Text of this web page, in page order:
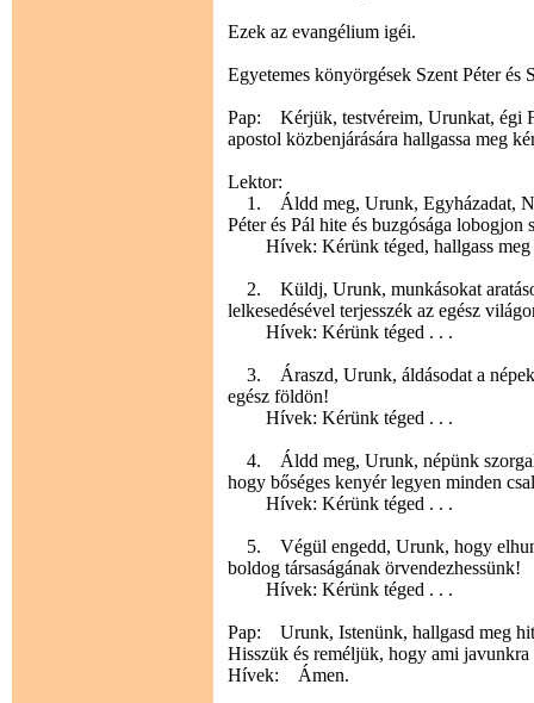
Ezek az evangélium igéi.
Egyetemes könyörgések Szent Péter és
Pap: Kérjük, testvéreim, Urunkat, égi
apostol közbenjárására hallgassa meg
Lektor:
1. Áldd meg, Urunk, Egyházadat, N.
Péter és Pál hite és buzgósága lobogjon
Hívek: Kérünk téged, hallgass meg
2. Küldj, Urunk, munkásokat
lelkesedésével terjesszék az egész
Hívek: Kérünk téged . . .
3. Áraszd, Urunk, áldásodat a népek
egész földön!
Hívek: Kérünk téged . . .
4. Áldd meg, Urunk, népünk
hogy bőséges kenyér legyen minden
Hívek: Kérünk téged . . .
5. Végül engedd, Urunk, hogy
boldog társaságának örvendezhessünk!
Hívek: Kérünk téged . . .
Pap: Urunk, Istenünk, hallgasd meg
Hisszük és reméljük, hogy ami
Hívek: Ámen.